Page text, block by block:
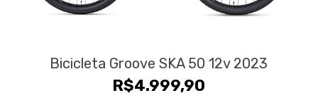
Bicicleta Groove SKA 50 12v 2023
R$4.999,90